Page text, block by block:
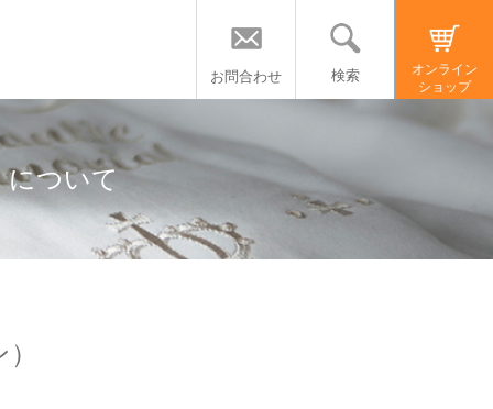
お問合わせ
検索
オンライン
ショップ
について